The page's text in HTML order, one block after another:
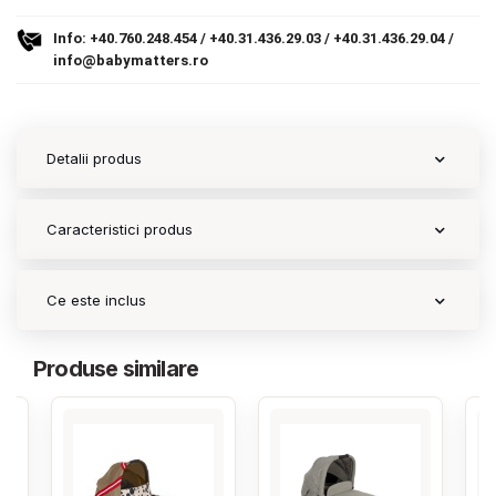
Contact
Info: +40.760.248.454 / +40.31.436.29.03 / +40.31.436.29.04 /
info@babymatters.ro
Detalii produs
Caracteristici produs
Ce este inclus
Produse similare